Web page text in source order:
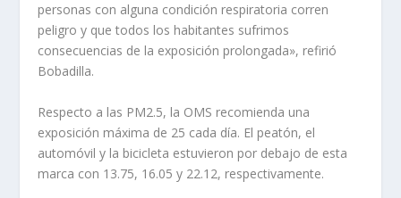
personas con alguna condición respiratoria corren
peligro y que todos los habitantes sufrimos
consecuencias de la exposición prolongada», refirió
Bobadilla.
Respecto a las PM2.5, la OMS recomienda una
exposición máxima de 25 cada día. El peatón, el
automóvil y la bicicleta estuvieron por debajo de esta
marca con 13.75, 16.05 y 22.12, respectivamente.